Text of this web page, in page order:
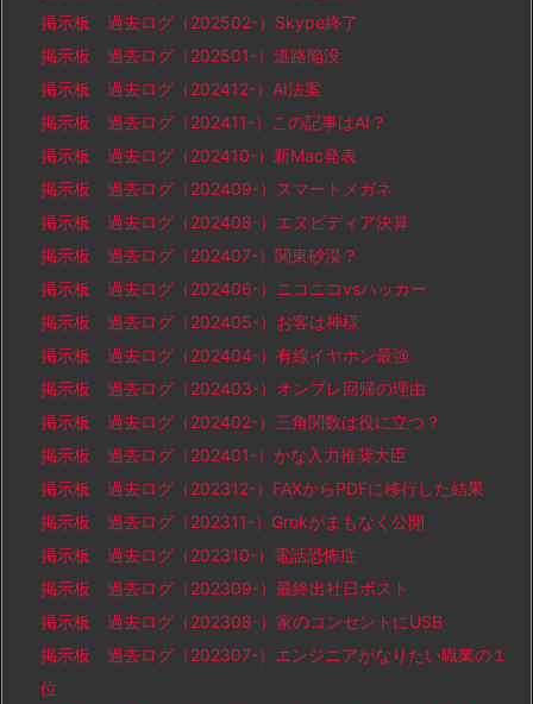
掲示板 過去ログ（202502-）Skype終了
掲示板 過去ログ（202501-）道路陥没
掲示板 過去ログ（202412-）AI法案
掲示板 過去ログ（202411-）この記事はAI？
掲示板 過去ログ（202410-）新Mac発表
掲示板 過去ログ（202409-）スマートメガネ
掲示板 過去ログ（202408-）エヌビディア決算
掲示板 過去ログ（202407-）関東砂漠？
掲示板 過去ログ（202406-）ニコニコvsハッカー
掲示板 過去ログ（202405-）お客は神様
掲示板 過去ログ（202404-）有線イヤホン最強
掲示板 過去ログ（202403-）オンプレ回帰の理由
掲示板 過去ログ（202402-）三角関数は役に立つ？
掲示板 過去ログ（202401-）かな入力推奨大臣
掲示板 過去ログ（202312-）FAXからPDFに移行した結果
掲示板 過去ログ（202311-）Grokがまもなく公開
掲示板 過去ログ（202310-）電話恐怖症
掲示板 過去ログ（202309-）最終出社日ポスト
掲示板 過去ログ（202308-）家のコンセントにUSB
掲示板 過去ログ（202307-）エンジニアがなりたい職業の１
位